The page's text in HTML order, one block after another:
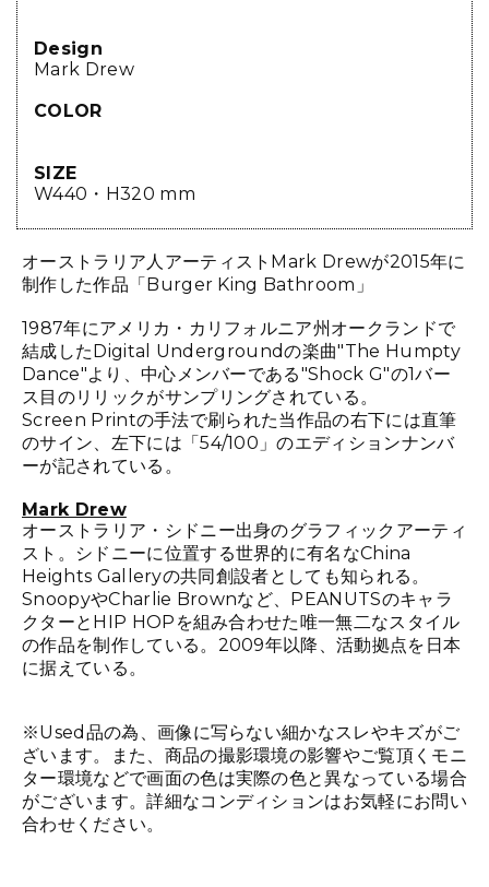
Design
Mark Drew
COLOR
SIZE
W440・H320 mm
オーストラリア人アーティストMark Drewが2015年に
制作した作品「Burger King Bathroom」
1987年にアメリカ・カリフォルニア州オークランドで
結成したDigital Undergroundの楽曲"The Humpty
Dance"より、中心メンバーである"Shock G"の1バー
ス目のリリックがサンプリングされている。
Screen Printの手法で刷られた当作品の右下には直筆
のサイン、左下には「54/100」のエディションナンバ
ーが記されている。
Mark Drew
オーストラリア・シドニー出身のグラフィックアーティ
スト。シドニーに位置する世界的に有名なChina
Heights Galleryの共同創設者としても知られる。
SnoopyやCharlie Brownなど、PEANUTSのキャラ
クターとHIP HOPを組み合わせた唯一無二なスタイル
の作品を制作している。2009年以降、活動拠点を日本
に据えている。
※Used品の為、画像に写らない細かなスレやキズがご
ざいます。また、商品の撮影環境の影響やご覧頂くモニ
ター環境などで画面の色は実際の色と異なっている場合
がございます。詳細なコンディションはお気軽にお問い
合わせください。